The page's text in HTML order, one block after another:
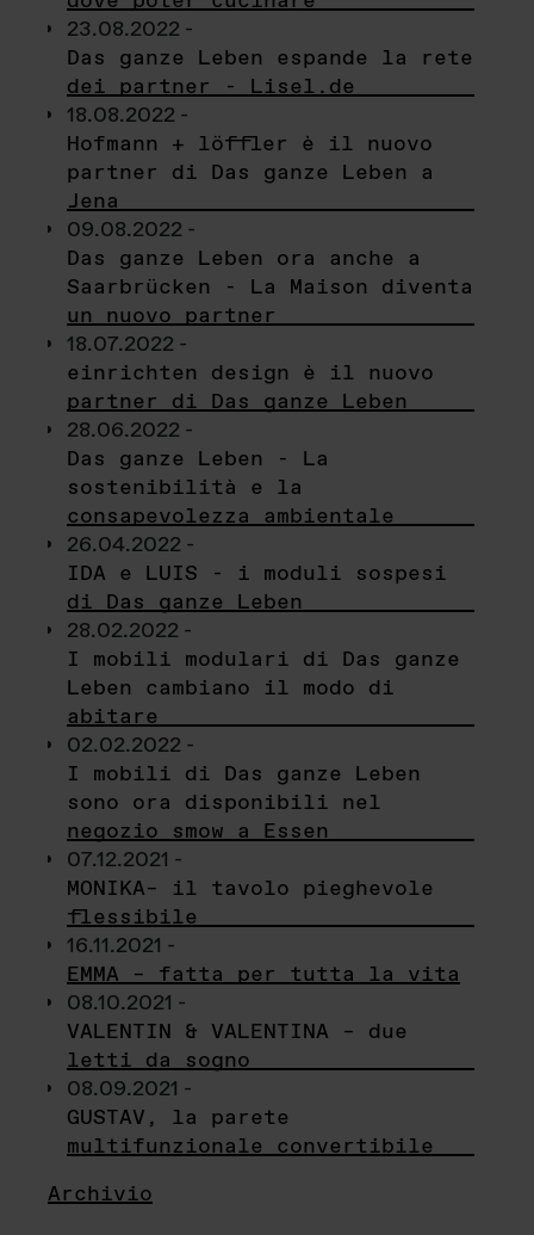
23.08.2022 -
Das ganze Leben espande la rete
dei partner - Lisel.de
18.08.2022 -
Hofmann + löffler è il nuovo
partner di Das ganze Leben a
Jena
09.08.2022 -
Das ganze Leben ora anche a
Saarbrücken - La Maison diventa
un nuovo partner
18.07.2022 -
einrichten design è il nuovo
partner di Das ganze Leben
28.06.2022 -
Das ganze Leben - La
sostenibilità e la
consapevolezza ambientale
26.04.2022 -
IDA e LUIS - i moduli sospesi
di Das ganze Leben
28.02.2022 -
I mobili modulari di Das ganze
Leben cambiano il modo di
abitare
02.02.2022 -
I mobili di Das ganze Leben
sono ora disponibili nel
negozio smow a Essen
07.12.2021 -
MONIKA– il tavolo pieghevole
flessibile
16.11.2021 -
EMMA – fatta per tutta la vita
08.10.2021 -
VALENTIN & VALENTINA – due
letti da sogno
08.09.2021 -
GUSTAV, la parete
multifunzionale convertibile
Archivio